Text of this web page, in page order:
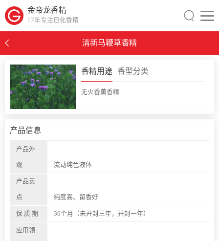
金帝龙香精
17年专注日化香精
清新马鞭草香精
香精用途 香型分类
无火香薰香精
产品信息
产品外
观 流动纯色液体
产品卖
点 纯度高、留香好
保 质 期 36个月（未开封三年，开封一年）
应用领